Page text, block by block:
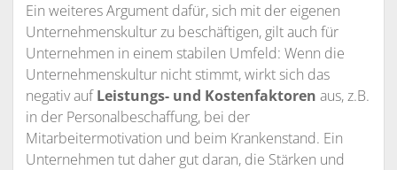
Ein weiteres Argument dafür, sich mit der eigenen
Unternehmenskultur zu beschäftigen, gilt auch für
Unternehmen in einem stabilen Umfeld: Wenn die
Unternehmenskultur nicht stimmt, wirkt sich das
negativ aufLeistungs- und Kostenfaktoren aus, z.B.
in der Personalbeschaffung, bei der
Mitarbeitermotivation und beim Krankenstand. Ein
Unternehmen tut daher gut daran, die Stärken und